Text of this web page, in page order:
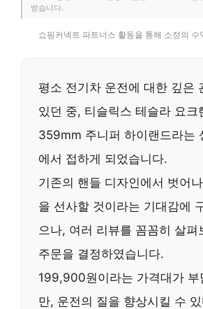
받습니다.
쇼핑커넥트 파트너스 활동을 통해 소정의
평소 전기차 운전에 대한 깊은
있던 중, 티슬릭스 테슬라 요
359mm 주니퍼 하이랜드라는
에서 접하게 되었습니다.
기존의 핸들 디자인에서 벗어
을 선사할 것이라는 기대감에
으나, 여러 리뷰를 꼼꼼히 살펴
주문을 결정하였습니다.
199,900원이라는 가격대가 부
만, 운전의 질을 향상시킬 수